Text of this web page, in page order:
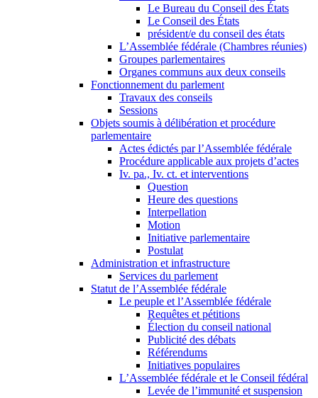
Le Bureau du Conseil des États
Le Conseil des États
président/e du conseil des états
L’Assemblée fédérale (Chambres réunies)
Groupes parlementaires
Organes communs aux deux conseils
Fonctionnement du parlement
Travaux des conseils
Sessions
Objets soumis à délibération et procédure
parlementaire
Actes édictés par l’Assemblée fédérale
Procédure applicable aux projets d’actes
Iv. pa., Iv. ct. et interventions
Question
Heure des questions
Interpellation
Motion
Initiative parlementaire
Postulat
Administration et infrastructure
Services du parlement
Statut de l’Assemblée fédérale
Le peuple et l’Assemblée fédérale
Requêtes et pétitions
Élection du conseil national
Publicité des débats
Référendums
Initiatives populaires
L’Assemblée fédérale et le Conseil fédéral
Levée de l’immunité et suspension